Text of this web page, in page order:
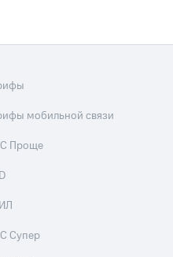
мобильной связи
Проще
Супер